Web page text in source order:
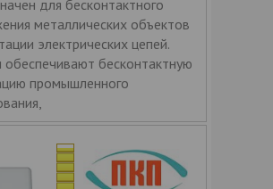
для бесконтактного
металлических объектов
электрических цепей.
обеспечивают бесконтактную
промышленного